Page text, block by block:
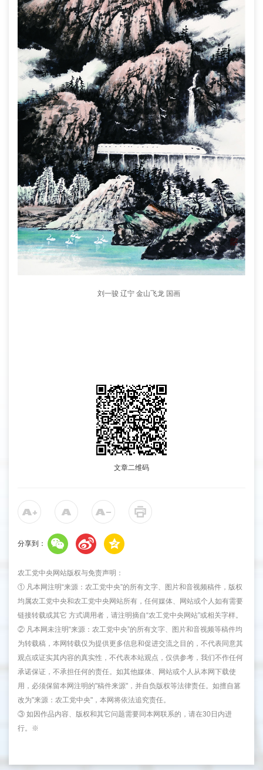
刘一骏 辽宁 金山飞龙 国画
文章二维码
分享到：
农工党中央网站版权与免责声明：
① 凡本网注明“来源：农工党中央”的所有文字、图片和音视频稿件，版权
均属农工党中央和农工党中央网站所有，任何媒体、网站或个人如有需要
链接转载或其它 方式调用者，请注明摘自“农工党中央网站”或相关字样。
② 凡本网未注明“来源：农工党中央”的所有文字、图片和音视频等稿件均
为转载稿，本网转载仅为提供更多信息和促进交流之目的，不代表同意其
观点或证实其内容的真实性，不代表本站观点，仅供参考，我们不作任何
承诺保证，不承担任何的责任。如其他媒体、网站或个人从本网下载使
用，必须保留本网注明的"稿件来源"，并自负版权等法律责任。如擅自篡
改为"来源：农工党中央"，本网将依法追究责任。
③ 如因作品内容、版权和其它问题需要同本网联系的，请在30日内进
行。※